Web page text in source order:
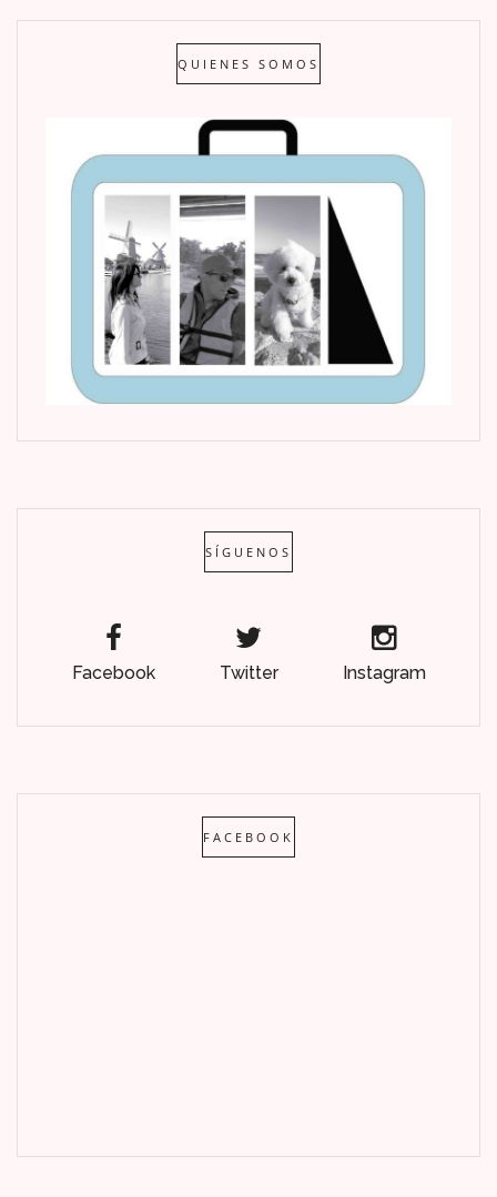
QUIENES SOMOS
SÍGUENOS
Facebook Twitter Instagram
FACEBOOK